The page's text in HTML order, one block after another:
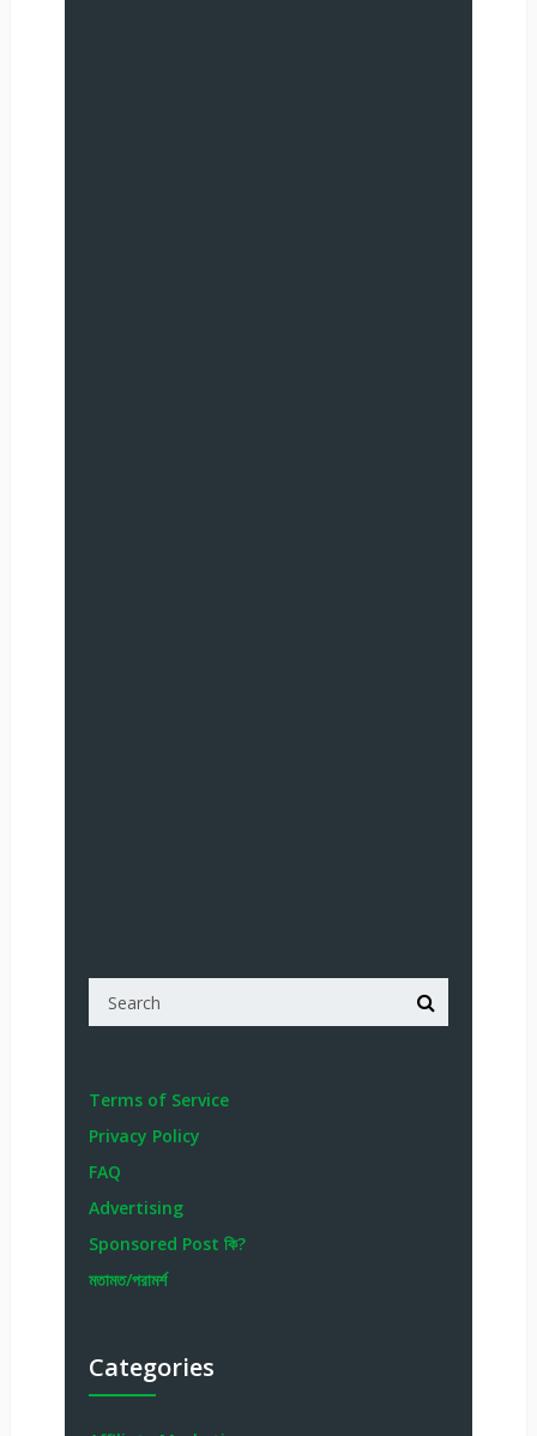
Terms of Service
Privacy Policy
FAQ
Advertising
Sponsored Post কি?
মতামত/পরামর্শ
Categories